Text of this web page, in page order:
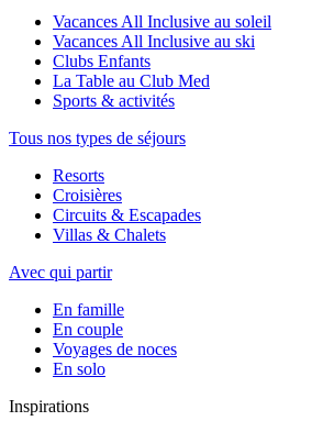
Vacances All Inclusive au soleil
Vacances All Inclusive au ski
Clubs Enfants
La Table au Club Med
Sports & activités
Tous nos types de séjours
Resorts
Croisières
Circuits & Escapades
Villas & Chalets
Avec qui partir
En famille
En couple
Voyages de noces
En solo
Inspirations